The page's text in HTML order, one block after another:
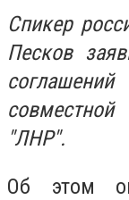
Спикер
Песков
"ЛНР".
Об этом